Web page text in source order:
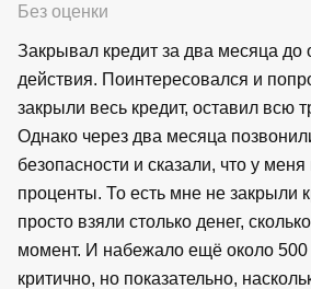
Без оценки
Закрывал кредит за два месяца до
действия. Поинтересовался и
закрыли весь кредит, оставил всю
Однако через два месяца
безопасности и сказали, что у
проценты. То есть мне не закрыли
просто взяли столько денег,
момент. И набежало ещё около
критично, но показательно,